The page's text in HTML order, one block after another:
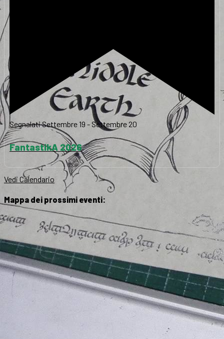
SegnalatiSettembre 19 - Settembre 20
FantastikA 2026
Vedi Calendario
Mappa dei prossimi eventi: